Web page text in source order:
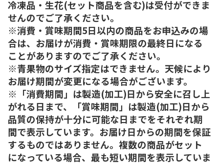
冷凍品・生花(セット商品を含む)は受付ができま
せんのでご了承ください。
※消費・賞味期間5日以内の商品をお申込みの場
合は、お届けが消費・賞味期限の最終日になる
ことがありますのでご了承ください。
※青果物のサイズ指定はできません。天候により
お届け期間が変更になる場合がございます。
※「消費期間」は製造(加工)日から安全に召し上
がれる日まで、「賞味期間」は製造(加工)日から
品質の保持が十分に可能な日までをそれぞれ期
間で表示しています。お届け日からの期間を保証
するものではありません。複数の商品がセット
になっている場合、最も短い期間を表示していま